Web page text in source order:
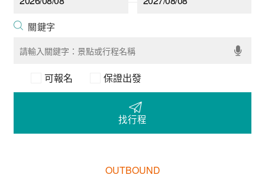
可報名 保證出發
找行程
OUTBOUND